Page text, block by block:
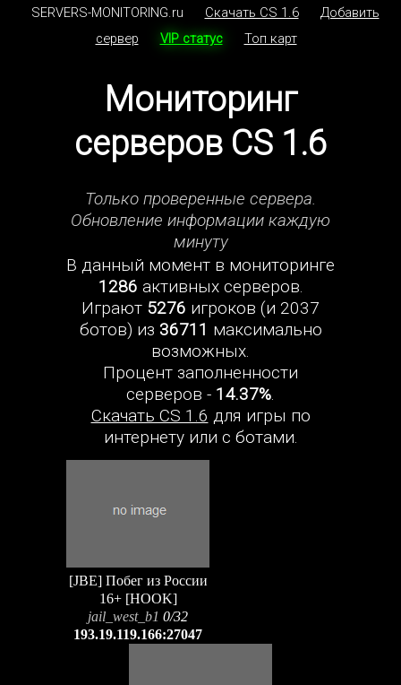
SERVERS-MONITORING.ru Скачать CS 1.6
Добавить
сервер
VIP статус Топ карт
Мониторинг
серверов CS 1.6
Только проверенные сервера.
Обновление информации каждую
минуту
В данный момент в мониторинге
1286 активных серверов.
Играют 5276 игроков (и 2037
ботов) из 36711 максимально
возможных.
Процент заполненности
серверов - 14.37%.
Скачать CS 1.6 для игры по
интернету или с ботами.
[JBE] Побег из России
16+ [HOOK]
jail_west_b1 0/32
193.19.119.166:27047